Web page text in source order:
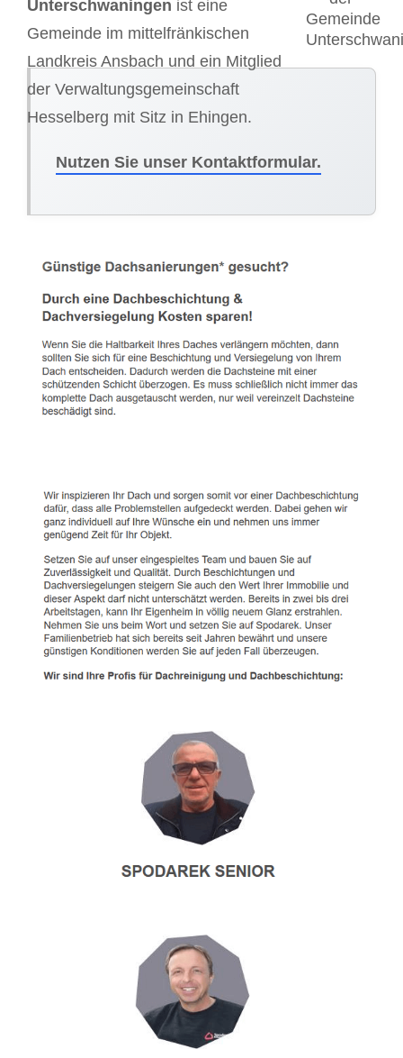
Unterschwaningen ist eine
Gemeinde im mittelfränkischen
Landkreis Ansbach und ein Mitglied
der Verwaltungsgemeinschaft
Hesselberg mit Sitz in Ehingen.
Nutzen Sie unser Kontaktformular.